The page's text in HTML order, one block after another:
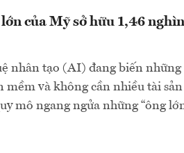
của Mỹ sở hữu 1,46
nhân tạo (AI) đang biến
mềm và không cần nhiều tài
mô ngang ngửa những “ông